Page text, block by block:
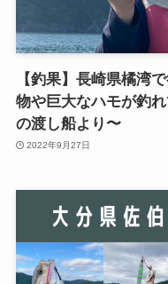
【釣果】長崎県橘湾
物や巨大なハモが釣
の渡し船より〜
2022年9月27日